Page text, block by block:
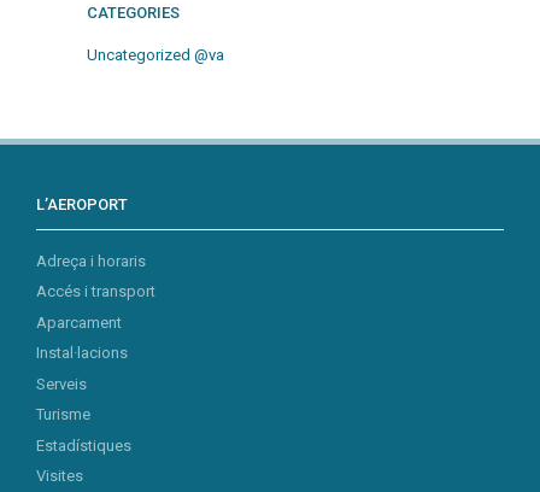
CATEGORIES
Uncategorized @va
L’AEROPORT
Adreça i horaris
Accés i transport
Aparcament
Instal·lacions
Serveis
Turisme
Estadístiques
Visites